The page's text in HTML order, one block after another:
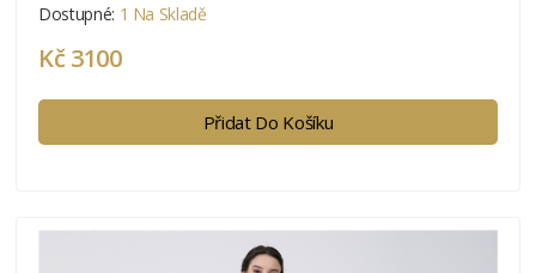
Dostupné: 1 Na Skladě
Kč 3100
Přidat Do Košíku